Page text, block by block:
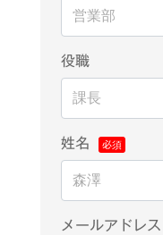
役職
姓名
メールアドレス